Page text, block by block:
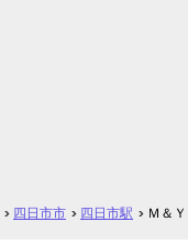
四日市市 四日市駅 Ｍ＆